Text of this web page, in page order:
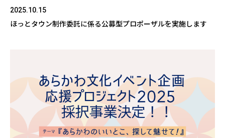
2025.10.15
ほっとタウン制作委託に係る公募型プロポーザルを実施します